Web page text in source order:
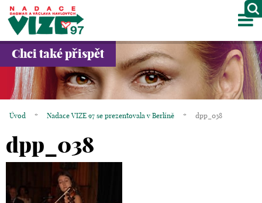
O NÁS
PROJEKTY
GALERIE
KONTAKTY
OBCHOD
Chci také přispět
Úvod * Nadace VIZE 97 se prezentovala v Berlíně * dpp_038
dpp_038